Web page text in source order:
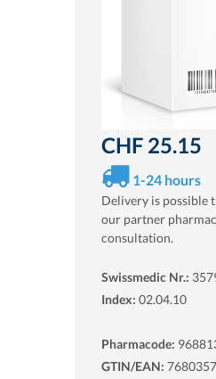
CHF 25.15
1-24 hours
Delivery is possible
our partner
consultation.
Swissmedic Nr.:
Index: 02.04.10
Pharmacode:
GTIN/EAN: